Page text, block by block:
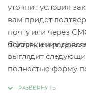
уточнит условия
вам придет
почту или через
доставки и
Оформление
выглядит
полностью форму